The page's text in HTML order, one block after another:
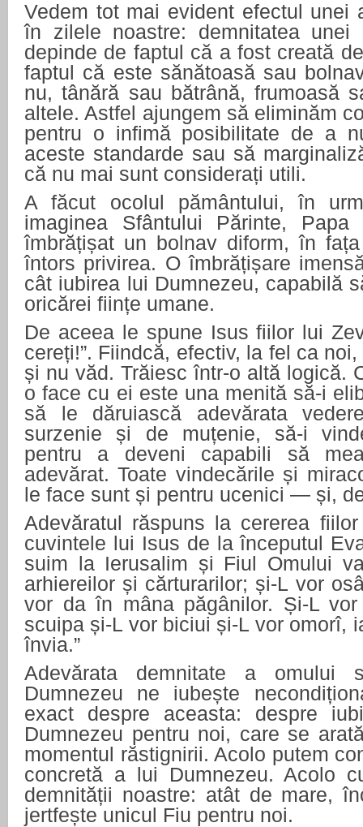
Vedem tot mai evident efectul unei
în zilele noastre: demnitatea unei
depinde de faptul că a fost creată
faptul că este sănătoasă sau
nu, tânără sau bătrână, frumoasă
altele. Astfel ajungem să eliminăm
pentru o infimă posibilitate de a
aceste standarde sau să
că nu mai sunt considerați utili.
A făcut ocolul pământului, în
imaginea Sfântului Părinte,
îmbrățișat un bolnav diform, în
întors privirea. O îmbrățișare
cât iubirea lui Dumnezeu, capabilă
oricărei ființe umane.
De aceea le spune Isus fiilor lui
cereți!”. Fiindcă, efectiv, la fel ca
și nu văd. Trăiesc într-o altă logică.
o face cu ei este una menită să-i
să le dăruiască adevărata
surzenie și de muțenie, să-i
pentru a deveni capabili să
adevărat. Toate vindecările și
le face sunt și pentru ucenici — și,
Adevăratul răspuns la cererea
cuvintele lui Isus de la începutul
suim la Ierusalim și Fiul Omului
arhiereilor și cărturarilor; și-L vor
vor da în mâna păgânilor. Și-L
scuipa și-L vor biciui și-L vor omorî,
învia.”
Adevărata demnitate a
Dumnezeu ne iubește
exact despre aceasta: despre
Dumnezeu pentru noi, care se
momentul răstignirii. Acolo putem
concretă a lui Dumnezeu. Acolo
demnității noastre: atât de mare,
jertfește unicul Fiu pentru noi.